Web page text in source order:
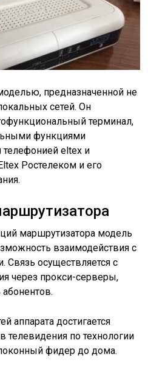
предназначенной не
сетей. Он
терминал,
функциями
телефонией eltex и
Ростелеком и его
маршрутизатора модель
взаимодействия с
Связь осуществляется с
через прокси-серверы,
абонентов.
аппарата достигается
телевидения по технологии
фидер до дома.